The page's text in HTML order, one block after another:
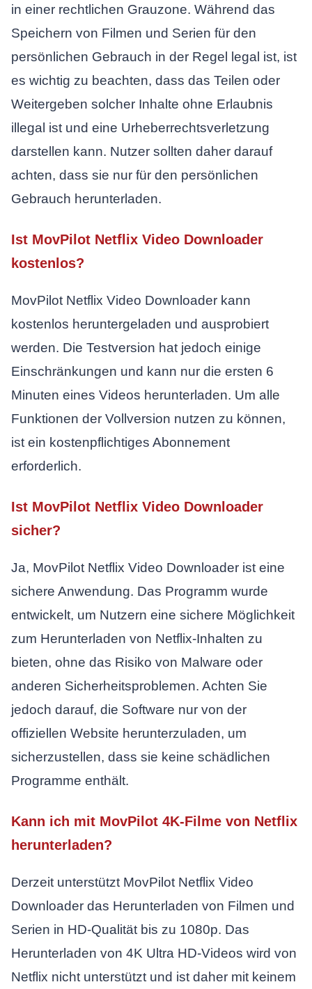
in einer rechtlichen Grauzone. Während das
Speichern von Filmen und Serien für den
persönlichen Gebrauch in der Regel legal ist, ist
es wichtig zu beachten, dass das Teilen oder
Weitergeben solcher Inhalte ohne Erlaubnis
illegal ist und eine Urheberrechtsverletzung
darstellen kann. Nutzer sollten daher darauf
achten, dass sie nur für den persönlichen
Gebrauch herunterladen.
Ist MovPilot Netflix Video Downloader
kostenlos?
MovPilot Netflix Video Downloader kann
kostenlos heruntergeladen und ausprobiert
werden. Die Testversion hat jedoch einige
Einschränkungen und kann nur die ersten 6
Minuten eines Videos herunterladen. Um alle
Funktionen der Vollversion nutzen zu können,
ist ein kostenpflichtiges Abonnement
erforderlich.
Ist MovPilot Netflix Video Downloader
sicher?
Ja, MovPilot Netflix Video Downloader ist eine
sichere Anwendung. Das Programm wurde
entwickelt, um Nutzern eine sichere Möglichkeit
zum Herunterladen von Netflix-Inhalten zu
bieten, ohne das Risiko von Malware oder
anderen Sicherheitsproblemen. Achten Sie
jedoch darauf, die Software nur von der
offiziellen Website herunterzuladen, um
sicherzustellen, dass sie keine schädlichen
Programme enthält.
Kann ich mit MovPilot 4K-Filme von Netflix
herunterladen?
Derzeit unterstützt MovPilot Netflix Video
Downloader das Herunterladen von Filmen und
Serien in HD-Qualität bis zu 1080p. Das
Herunterladen von 4K Ultra HD-Videos wird von
Netflix nicht unterstützt und ist daher mit keinem